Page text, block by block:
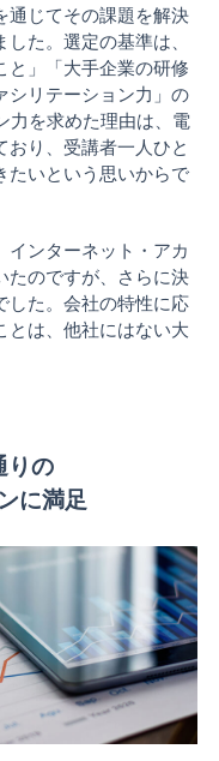
通じてその課題を解決
た。選定の基準は、
と」「大手企業の研修
シリテーション力」の
力を求めた理由は、電
り、受講者一人ひと
たいという思いからで
ンターネット・アカ
たのですが、さらに決
した。会社の特性に応
とは、他社にはない大
りの
に満足